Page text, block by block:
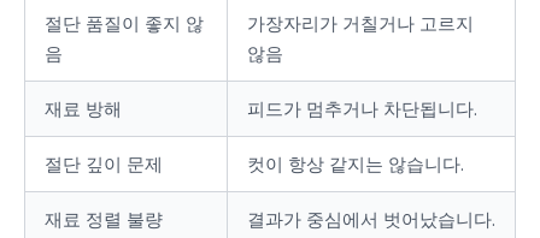
절단 품질이 좋지 않
음
가장자리가 거칠거나 고르지
않음
재료 방해 피드가 멈추거나 차단됩니다.
절단 깊이 문제 컷이 항상 같지는 않습니다.
재료 정렬 불량 결과가 중심에서 벗어났습니다.